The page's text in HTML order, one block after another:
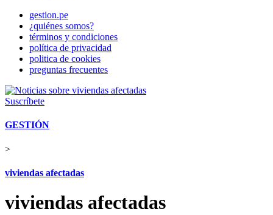
gestion.pe
¿quiénes somos?
términos y condiciones
política de privacidad
politica de cookies
preguntas frecuentes
Suscríbete
GESTIÓN
>
viviendas afectadas
viviendas afectadas